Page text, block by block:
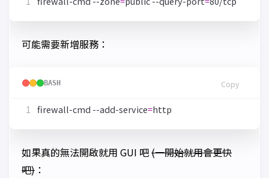
可能需要新增服務：
BASH Copy
firewall-cmd --add-service=
如果真的無法開啟就用 GUI 吧(一開始就用會更快
吧) ：